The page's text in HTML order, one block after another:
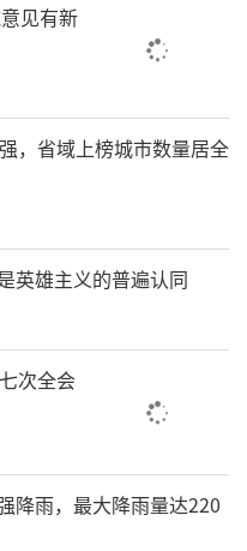
见有新
，省域上榜城市数量居全
英雄主义的普遍认同
次全会
降雨，最大降雨量达220